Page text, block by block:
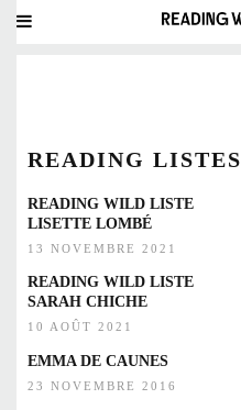
READING LISTES
READING WILD LISTE
LISETTE LOMBÉ
13 NOVEMBRE 2021
READING WILD LISTE
SARAH CHICHE
10 AOÛT 2021
EMMA DE CAUNES
23 NOVEMBRE 2016